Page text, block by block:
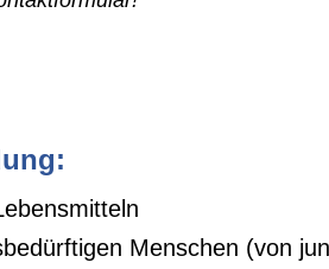
Menschen (von